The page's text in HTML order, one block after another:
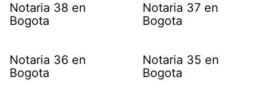
Notaria 38 en
Bogota
Notaria 37 en
Bogota
Notaria 36 en
Bogota
Notaria 35 en
Bogota